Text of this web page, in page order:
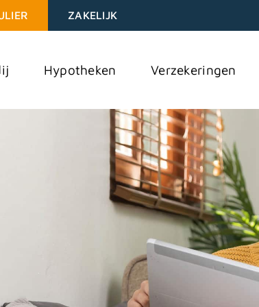
ZAKELIJK
Hypotheken Verzekeringen